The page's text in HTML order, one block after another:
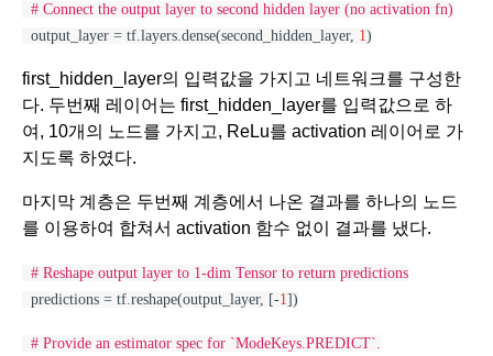
# Connect the output layer to second hidden layer (no activation fn)
output_layer = tf.layers.dense(second_hidden_layer, 1)
first_hidden_layer의 입력값을 가지고 네트워크를 구성한
다. 두번째 레이어는 first_hidden_layer를 입력값으로 하
여, 10개의 노드를 가지고, ReLu를 activation 레이어로 가
지도록 하였다.
마지막 계층은 두번째 계층에서 나온 결과를 하나의 노드
를 이용하여 합쳐서 activation 함수 없이 결과를 냈다.
# Reshape output layer to 1-dim Tensor to return predictions
predictions = tf.reshape(output_layer, [-1])
# Provide an estimator spec for `ModeKeys.PREDICT`.